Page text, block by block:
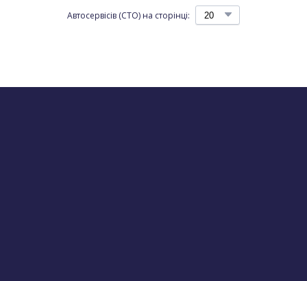
Автосервісів (СТО) на сторінці: